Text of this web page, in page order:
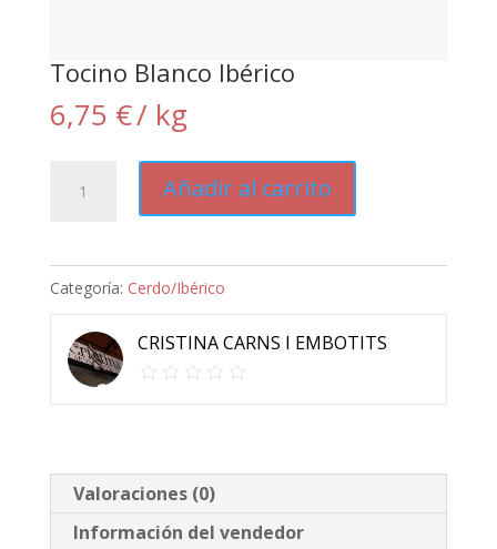
Tocino Blanco Ibérico
6,75 €/ kg
Blanco
cantidad
Añadir al carrito
Categoría: Cerdo/Ibérico
CRISTINA CARNS I EMBOTITS
Valoraciones (0)
Información del vendedor